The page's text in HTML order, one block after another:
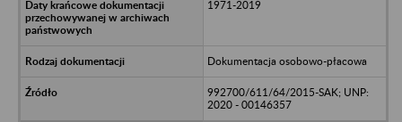
1971-2019
Dokumentacja osobowo-płacowa
992700/611/64/2015-SAK; UNP:
2020 - 00146357